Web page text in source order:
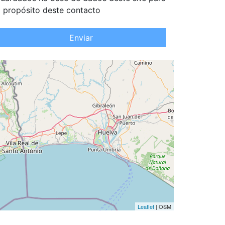
propósito deste contacto
Enviar
Leaflet | OSM